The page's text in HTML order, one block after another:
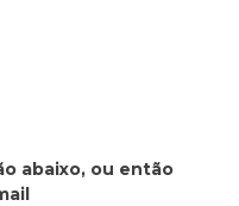
abaixo, ou então